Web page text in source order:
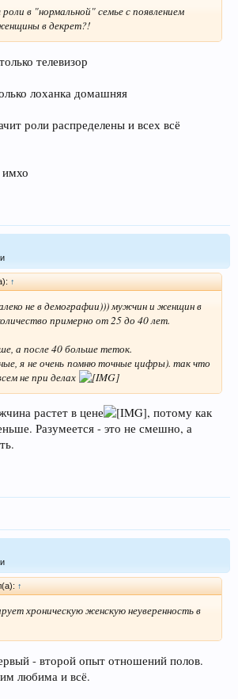
в "нормальной" семье с появлением
в декрет?!
телевизор
лоханка домашняя
роли распределены и всех всё
имхо
↑
не в демографии))) мужчин и женщин в
примерно от 25 до 40 лет.
а после 40 больше теток.
я не очень помню точные цифры). так что
не при делах
растет в цене
, потому как
Разумеется - это не смешно, а
↑
хроническую женскую неуверенность в
- второй опыт отношений полов.
любима и всё.